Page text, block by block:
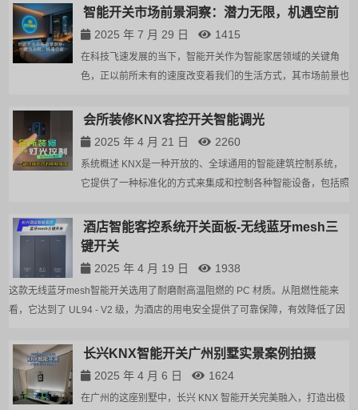
容性极高。长兴智能 KNX 窗帘电机基于此标...
智能开关市场前景洞察：潜力无限，机遇空前
2025 年 7 月 29 日 1415
在科技飞速发展的当下，智能开关作为智能家居领域的关键角
色，正以前所未有的速度改变着我们的生活方式，其市场前景也
潜力，尤其是长兴智能在这片广阔天地中的发展契机。市场规模
持续攀升 近年来，全球智能...
会所装修KNX客控开关智能调光
2025 年 4 月 21 日 2260
系统概述 KNX是一种开放的、全球通用的智能建筑控制系统，
它提供了一种标准化的方式来集成和控制各种智能设备，包括照
统，可以实现对舞台大厅灯光的精确控制和灵活调节，满足不同
场景下的照明需求。 - **控...
酒店智能客控系统开关面板-无线蓝牙mesh三
键开关
2025 年 4 月 19 日 1938
这款无线蓝牙mesh智能开关选用了耐磨耐高温阻燃的 PC 材质。从阻燃性能来
看，它达到了 UL94 - V2 级，为酒店的用电安全提供了可靠保障，有效降低了因
佳，即使在酒店长期使用且电器设备集中...
长兴KNX智能开关广州别墅实景案例拍摄
2025 年 4 月 6 日 1624
在广州的这座别墅中，长兴 KNX 智能开关完美融入，打造出极